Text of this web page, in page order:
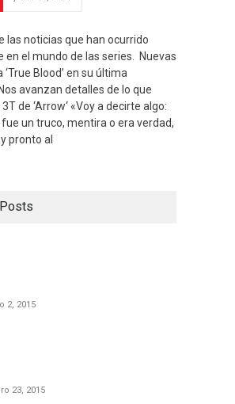
las noticias que han ocurrido
en el mundo de las series. Nuevas
Blood’ en su última
avanzan detalles de lo que
de ‘Arrow‘ «Voy a decirte algo:
fue un truco, mentira o era verdad,
pronto al
2, 2015
23, 2015